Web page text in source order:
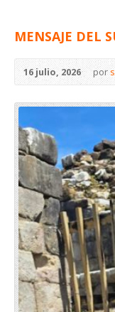
MENSAJE DEL
16 julio, 2026 por